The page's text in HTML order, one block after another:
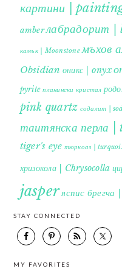
картини |
amberлабрадорит
камък | Moonstone мъхов
Obsidian оникс | onyx
pyrite планински кристал
pink quartz содалит |
таитянска перла
tiger's eye тюркоаз |
хризокола | Chrysocolla
jasperяспис
STAY CONNECTED
MY FAVORITES